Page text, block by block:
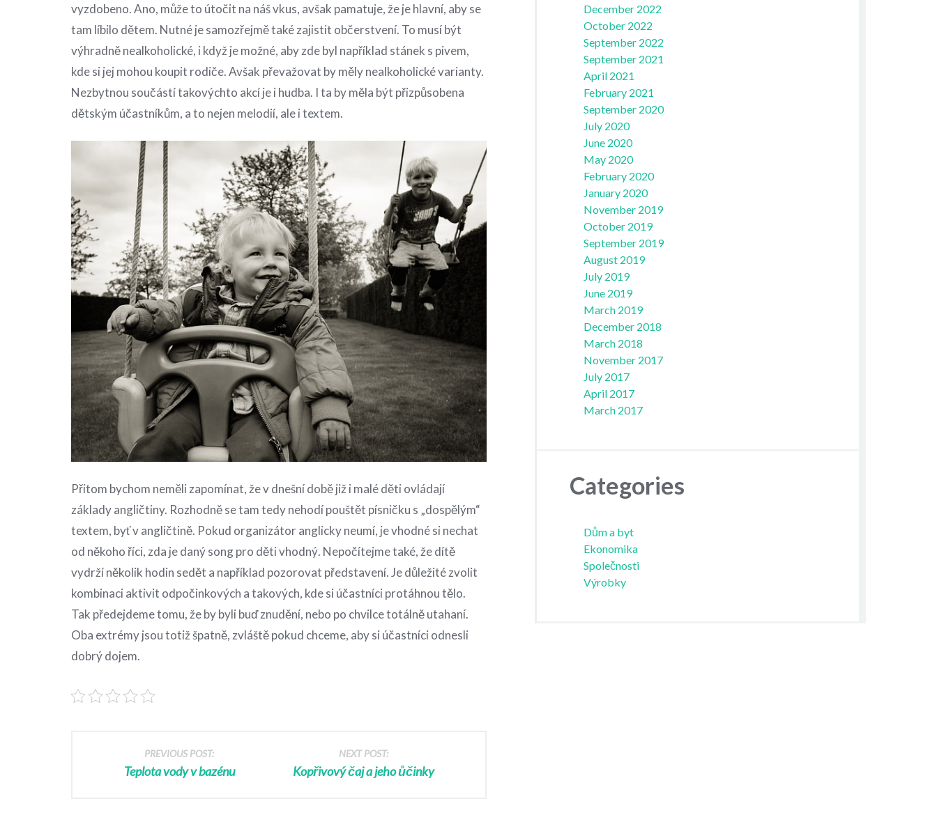
vyzdobeno. Ano, může to útočit na náš vkus, avšak pamatuje, že je hlavní, aby se
tam líbilo dětem. Nutné je samozřejmě také zajistit občerstvení. To musí být
výhradně nealkoholické, i když je možné, aby zde byl například stánek s pivem,
kde si jej mohou koupit rodiče. Avšak převažovat by měly nealkoholické varianty.
Nezbytnou součástí takovýchto akcí je i hudba. I ta by měla být přizpůsobena
dětským účastníkům, a to nejen melodií, ale i textem.
Přitom bychom neměli zapomínat, že v dnešní době již i malé děti ovládají
základy angličtiny. Rozhodně se tam tedy nehodí pouštět písničku s „dospělým“
textem, byť v angličtině. Pokud organizátor anglicky neumí, je vhodné si nechat
od někoho říci, zda je daný song pro děti vhodný. Nepočítejme také, že dítě
vydrží několik hodin sedět a například pozorovat představení. Je důležité zvolit
kombinaci aktivit odpočinkových a takových, kde si účastníci protáhnou tělo.
Tak předejdeme tomu, že by byli buď znudění, nebo po chvilce totálně utahaní.
Oba extrémy jsou totiž špatně, zvláště pokud chceme, aby si účastníci odnesli
dobrý dojem.
PREVIOUS POST:
Teplota vody v bazénu
NEXT POST:
Kopřivový čaj a jeho ůčinky
December 2022
October 2022
September 2022
September 2021
April 2021
February 2021
September 2020
July 2020
June 2020
May 2020
February 2020
January 2020
November 2019
October 2019
September 2019
August 2019
July 2019
June 2019
March 2019
December 2018
March 2018
November 2017
July 2017
April 2017
March 2017
Categories
Dům a byt
Ekonomika
Společnosti
Výrobky